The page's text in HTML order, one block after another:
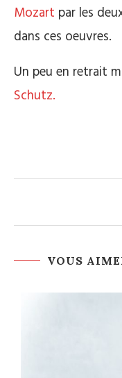
Mozart par les
dans ces oeuvres.
Un peu en retrait
Schutz.
VOUS